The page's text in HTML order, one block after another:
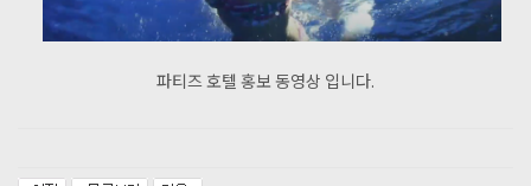
파티즈 호텔 홍보 동영상 입니다.